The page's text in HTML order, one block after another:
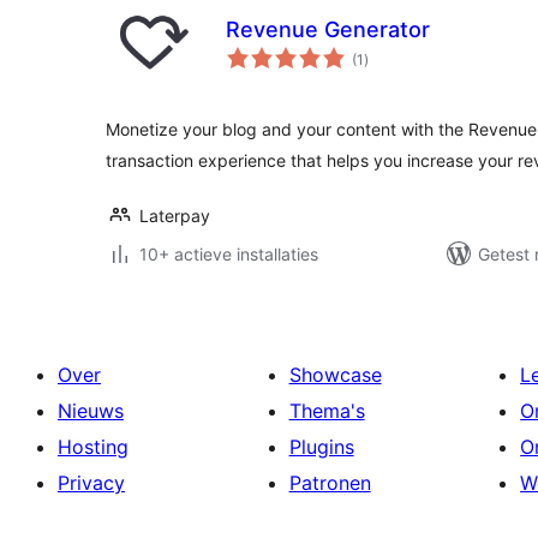
Revenue Generator
(1 totaal
waarderingen
)
Monetize your blog and your content with the
transaction experience that helps you increase your
Laterpay
10+ actieve installaties
Getest
Over
Nieuws
Hosting
Privacy
Showcase
Thema's
Plugins
Patronen